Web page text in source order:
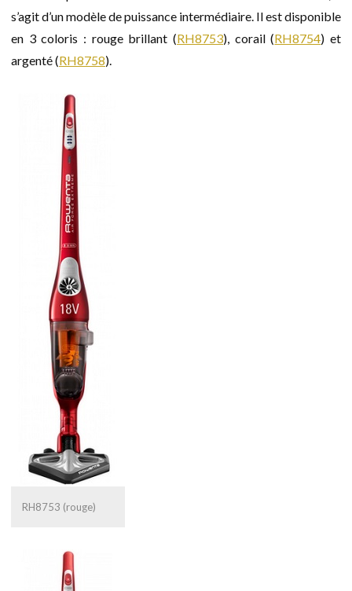
s’agit d’un modèle de puissance intermédiaire. Il est disponible
en 3 coloris : rouge brillant (RH8753), corail (RH8754) et
argenté (RH8758).
RH8753 (rouge)